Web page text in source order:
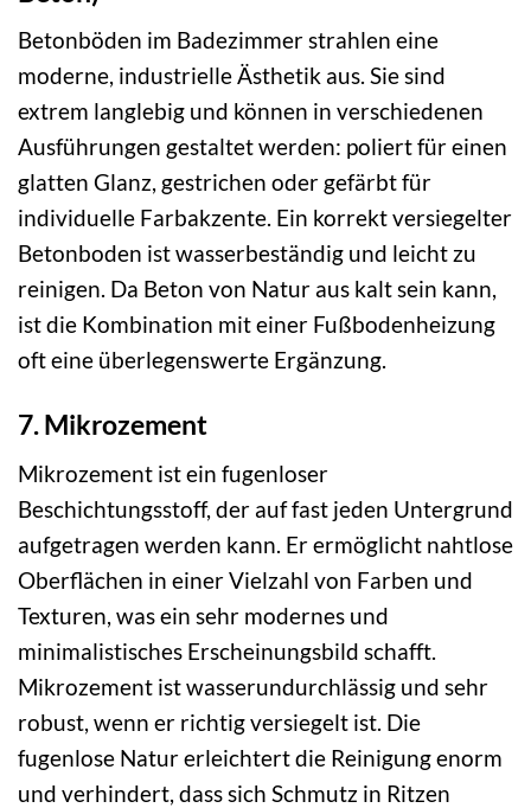
Betonböden im Badezimmer strahlen eine
moderne, industrielle Ästhetik aus. Sie sind
extrem langlebig und können in verschiedenen
Ausführungen gestaltet werden: poliert für einen
glatten Glanz, gestrichen oder gefärbt für
individuelle Farbakzente. Ein korrekt versiegelter
Betonboden ist wasserbeständig und leicht zu
reinigen. Da Beton von Natur aus kalt sein kann,
ist die Kombination mit einer Fußbodenheizung
oft eine überlegenswerte Ergänzung.
7. Mikrozement
Mikrozement ist ein fugenloser
Beschichtungsstoff, der auf fast jeden Untergrund
aufgetragen werden kann. Er ermöglicht nahtlose
Oberflächen in einer Vielzahl von Farben und
Texturen, was ein sehr modernes und
minimalistisches Erscheinungsbild schafft.
Mikrozement ist wasserundurchlässig und sehr
robust, wenn er richtig versiegelt ist. Die
fugenlose Natur erleichtert die Reinigung enorm
und verhindert, dass sich Schmutz in Ritzen